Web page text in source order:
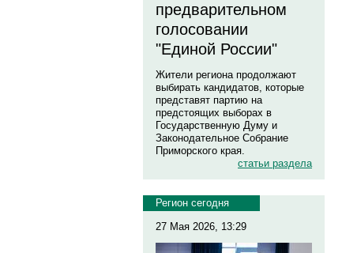
предварительном
голосовании
"Единой России"
Жители региона продолжают
выбирать кандидатов, которые
представят партию на
предстоящих выборах в
Государственную Думу и
Законодательное Собрание
Приморского края.
статьи раздела
Регион сегодня
27 Мая 2026, 13:29